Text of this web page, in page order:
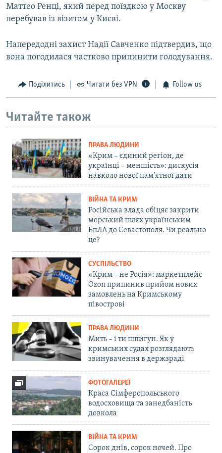
Маттео Ренці, який перед поїздкою у Москву
перебував із візитом у Києві.
Напередодні захист Надії Савченко підтвердив, що
вона погодилася частково припинити голодування.
Поділитись Читати без VPN Follow us
Читайте також
ПРАВА ЛЮДИНИ
«Крим – єдиний регіон, де
українці – меншість»: дискусія
навколо нової пам'ятної дати
ВІЙНА ТА КРИМ
Російська влада обіцяє закрити
морський шлях українським
БпЛА до Севастополя. Чи реально
це?
СУСПІЛЬСТВО
«Крим – не Росія»: маркетплейс
Ozon припинив прийом нових
замовлень на Кримському
півострові
ПРАВА ЛЮДИНИ
Мить – і ти шпигун. Як у
кримських судах розглядають
звинувачення в держзраді
ФОТОГАЛЕРЕЇ
Краса Сімферопольського
водосховища та занедбаність
довкола
ВІЙНА ТА КРИМ
Сорок днів, сорок ночей. Про